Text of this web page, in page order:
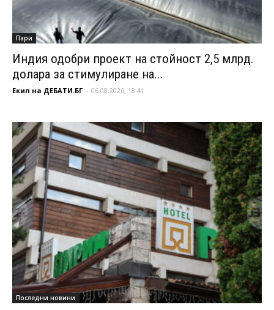
Пари
Индия одобри проект на стойност 2,5 млрд.
долара за стимулиране на...
Екип на ДЕБАТИ.БГ - 06.08.2026, 18:41
Последни новини